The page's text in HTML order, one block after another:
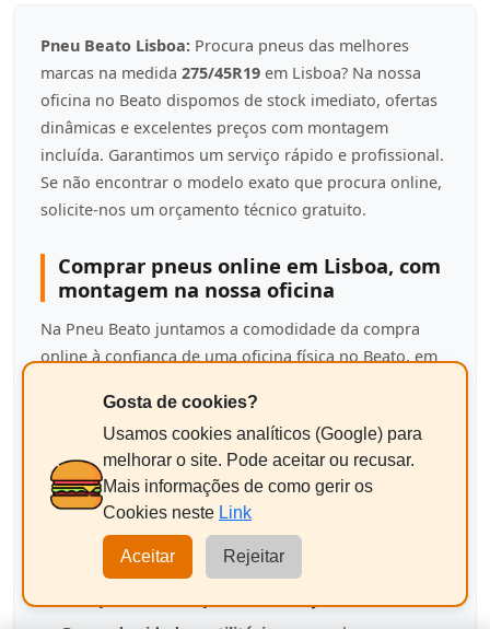
Pneu Beato Lisboa: Procura pneus das melhores
marcas na medida 275/45R19 em Lisboa? Na nossa
oficina no Beato dispomos de stock imediato, ofertas
dinâmicas e excelentes preços com montagem
incluída. Garantimos um serviço rápido e profissional.
Se não encontrar o modelo exato que procura online,
solicite-nos um orçamento técnico gratuito.
Comprar pneus online em Lisboa, com
montagem na nossa oficina
Na Pneu Beato juntamos a comodidade da compra
online à confiança de uma oficina física no Beato, em
melhores marcas do mercado e agende a montagem
no dia e hora que lhe der mais jeito. Trabalhamos
apenas com pneus novos, a preços competitivos e
com o aconselhamento de quem éagente
ContiService certificado, porque acreditamos que
segurança e poupança devem andar de mãos dadas.
Gosta de cookies?
Usamos cookies analíticos (Google) para
melhorar o site. Pode aceitar ou recusar.
Mais informações de como gerir os
Cookies neste Link
Aceitar Rejeitar